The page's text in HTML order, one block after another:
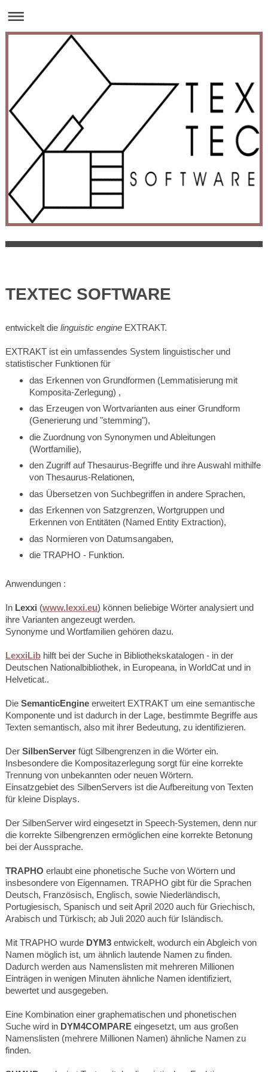
TEXTEC SOFTWARE
entwickelt die linguistic engineEXTRAKT.
EXTRAKT ist ein umfassendes System linguistischer und
statistischer Funktionen für
das Erkennen von Grundformen (Lemmatisierung mit
Komposita-Zerlegung) ,
das Erzeugen von Wortvarianten aus einer Grundform
(Generierung und "stemming"),
die Zuordnung von Synonymen und Ableitungen
(Wortfamilie),
den Zugriff auf Thesaurus-Begriffe und ihre Auswahl mithilfe
von Thesaurus-Relationen,
das Übersetzen von Suchbegriffen in andere Sprachen,
das Erkennen von Satzgrenzen, Wortgruppen und
Erkennen von Entitäten (Named Entity Extraction),
das Normieren von Datumsangaben,
die TRAPHO - Funktion.
Anwendungen :
In Lexxi (www.lexxi.eu) können beliebige Wörter analysiert und
ihre Varianten angezeugt werden.
Synonyme und Wortfamilien gehören dazu.
LexxiLibhilft bei der Suche in Bibliothekskatalogen - in der
Deutschen Nationalbibliothek, in Europeana, in WorldCat und in
Helveticat..
Die SemanticEngineerweitert EXTRAKT um eine semantische
Komponente und ist dadurch in der Lage, bestimmte Begriffe aus
Texten semantisch, also mit ihrer Bedeutung, zu identifizieren.
Der SilbenServerfügt Silbengrenzen in die Wörter ein.
Insbesondere die Kompositazerlegung sorgt für eine korrekte
Trennung von unbekannten oder neuen Wörtern.
Einsatzgebiet des SilbenServers ist die Aufbereitung von Texten
für kleine Displays.
Der SilbenServer wird eingesetzt in Speech-Systemen, denn nur
die korrekte Silbengrenzen ermöglichen eine korrekte Betonung
bei der Aussprache.
TRAPHO erlaubt eine phonetische Suche von Wörtern und
insbesondere von Eigennamen. TRAPHO gibt für die Sprachen
Deutsch, Französisch, Englisch, sowie Niederländisch,
Portugiesisch, Spanisch und seit April 2020 auch für Griechisch,
Arabisch und Türkisch; ab Juli 2020 auch für Isländisch.
Mit TRAPHO wurde DYM3entwickelt, wodurch ein Abgleich von
Namen möglich ist, um ähnlich lautende Namen zu finden.
Dadurch werden aus Namenslisten mit mehreren Millionen
Einträgen in wenigen Minuten ähnliche Namen identifiziert,
bewertet und ausgegeben.
Eine Kombination einer graphematischen und phonetischen
Suche wird in DYM4COMPAREeingesetzt, um aus großen
Namenslisten (mehrere Millionen Namen) ähnliche Namen zu
finden.